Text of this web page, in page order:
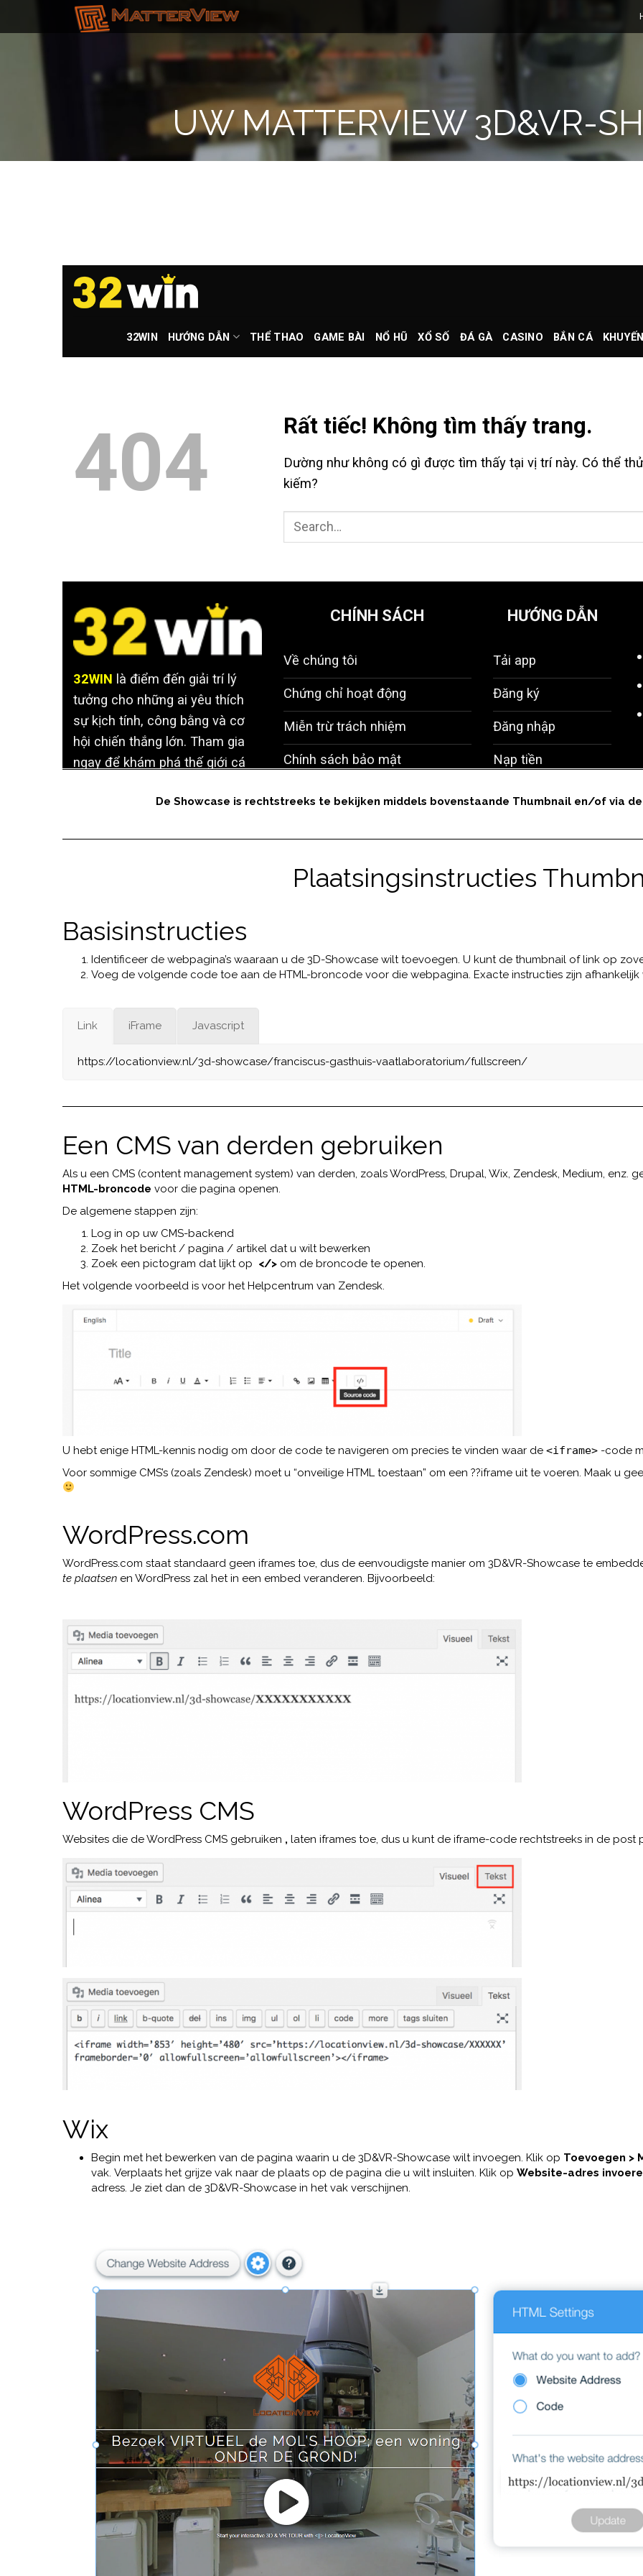
UW MATTERVIEW 3D&VR-
De Showcase is rechtstreeks te bekijken middels bovenstaande Thumbnail en/of via
Plaatsingsinstructies
Basisinstructies
Identificeer de webpagina’s waaraan u de 3D-Showcase wilt toevoegen. U kunt de thumbnail of link op
Voeg de volgende code toe aan de HTML-broncode voor die webpagina. Exacte instructies zijn
Link iFrame Javascript
https://locationview.nl/3d-showcase/franciscus-gasthuis-vaatlaboratorium/fullscreen/
Een CMS van derden gebruiken
Als u een CMS (content management system) van derden, zoals WordPress, Drupal, Wix, Zendesk, Medium, enz.
HTML-broncode voor die pagina openen.
De algemene stappen zijn:
Log in op uw CMS-backend
Zoek het bericht / pagina / artikel dat u wilt bewerken
Zoek een pictogram dat lijkt op </> om de broncode te openen.
Het volgende voorbeeld is voor het Helpcentrum van Zendesk.
U hebt enige HTML-kennis nodig om door de code te navigeren om precies te vinden waar de <iframe> -code
Voor sommige CMS’s (zoals Zendesk) moet u “onveilige HTML toestaan” om een ??iframe uit te voeren. Maak u
WordPress.com
WordPress.com staat standaard geen iframes toe, dus de eenvoudigste manier om 3D&VR-Showcase te
te plaatsen en WordPress zal het in een embed veranderen. Bijvoorbeeld:
WordPress CMS
Websites die de WordPress CMS gebruiken , laten iframes toe, dus u kunt de iframe-code rechtstreeks in de post
Wix
Begin met het bewerken van de pagina waarin u de 3D&VR-Showcase wilt invoegen. Klik op Toevoegen >
vak. Verplaats het grijze vak naar de plaats op de pagina die u wilt insluiten. Klik op Website-adres
adress. Je ziet dan de 3D&VR-Showcase in het vak verschijnen.